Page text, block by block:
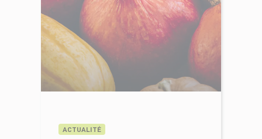
ACTUALITÉ